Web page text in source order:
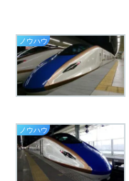
ノウハウ
ノウハウ